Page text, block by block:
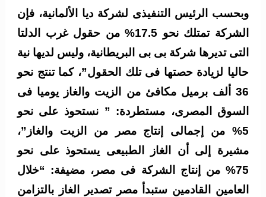
وبحسب الرئيس التنفيذى لشركة ديا الألمانية، فإن
الشركة تمتلك نحو 17.5% من حقول غرب الدلتا
التى تديرها شركة بى بى البريطانية، وليس لديها نية
حاليا لزيادة حصتها فى تلك الحقول”، كما تنتج نحو
36 ألف برميل مكافئ من الزيت والغاز يوميا فى
السوق المصرى، مستطردة: ” نستحوذ على نحو
5% من إجمالى إنتاج مصر من الزيت والغاز”،
مشيرة إلى أن الغاز الطبيعى يستحوذ على نحو
75% من إنتاج الشركة فى مصر، مضيفة: “خلال
العامين القادمين ستبدأ مصر تصدير الغاز بالتزامن